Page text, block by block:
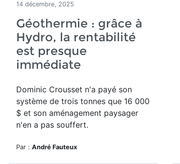
14 décembre, 2025
Géothermie : grâce à
Hydro, la rentabilité
est presque
immédiate
Dominic Crousset n'a payé son
système de trois tonnes que 16 000
$ et son aménagement paysager
n'en a pas souffert.
Par : André Fauteux